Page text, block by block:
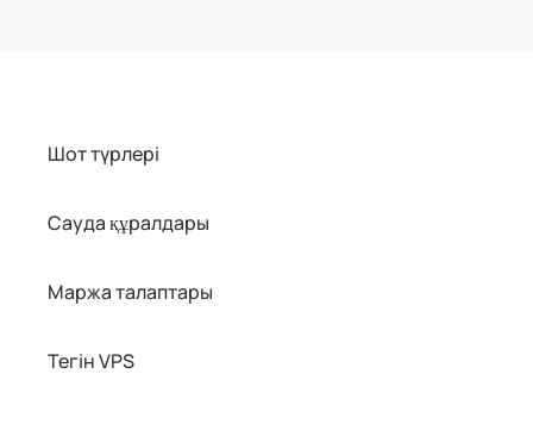
Шот түрлері
Сауда құралдары
Маржа талаптары
Тегін VPS